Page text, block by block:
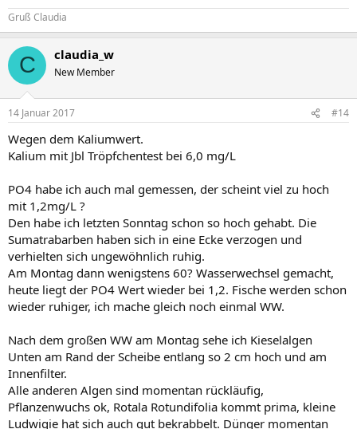
Gruß Claudia
C claudia_w
New Member
14 Januar 2017 #14
Wegen dem Kaliumwert.
Kalium mit Jbl Tröpfchentest bei 6,0 mg/L
PO4 habe ich auch mal gemessen, der scheint viel zu hoch
mit 1,2mg/L ?
Den habe ich letzten Sonntag schon so hoch gehabt. Die
Sumatrabarben haben sich in eine Ecke verzogen und
verhielten sich ungewöhnlich ruhig.
Am Montag dann wenigstens 60? Wasserwechsel gemacht,
heute liegt der PO4 Wert wieder bei 1,2. Fische werden schon
wieder ruhiger, ich mache gleich noch einmal WW.
Nach dem großen WW am Montag sehe ich Kieselalgen
Unten am Rand der Scheibe entlang so 2 cm hoch und am
Innenfilter.
Alle anderen Algen sind momentan rückläufig,
Pflanzenwuchs ok, Rotala Rotundifolia kommt prima, kleine
Ludwigie hat sich auch gut bekrabbelt. Dünger momentan